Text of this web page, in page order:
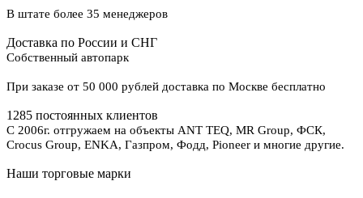
В штате более 35 менеджеров
Доставка по России и СНГ
Собственный автопарк
При заказе от 50 000 рублей доставка по Москве бесплатно
1285 постоянных клиентов
С 2006г. отгружаем на объекты ANT TEQ, MR Group, ФСК,
Crocus Group, ENKA, Газпром, Фодд, Pioneer и многие другие.
Наши торговые марки